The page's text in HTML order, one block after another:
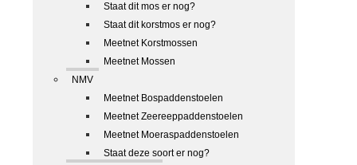
Staat dit mos er nog?
Staat dit korstmos er nog?
Meetnet Korstmossen
Meetnet Mossen
NMV
Meetnet Bospaddenstoelen
Meetnet Zeereeppaddenstoelen
Meetnet Moeraspaddenstoelen
Staat deze soort er nog?